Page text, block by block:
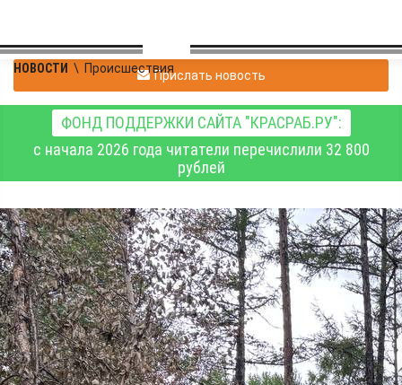
НОВОСТИ \ ПроисшествияПрислать новость
ФОНД ПОДДЕРЖКИ САЙТА "КРАСРАБ.РУ":
с начала 2026 года читатели перечислили 32 800
рублей
В Амурской области
проводятся
следственные действия
на месте крушения
самолёта